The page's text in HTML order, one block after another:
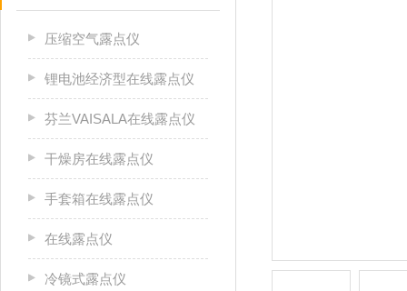
压缩空气露点仪
锂电池经济型在线露点仪
芬兰VAISALA在线露点仪
干燥房在线露点仪
手套箱在线露点仪
在线露点仪
冷镜式露点仪